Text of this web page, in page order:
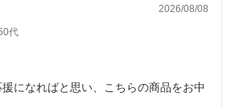
2026/08/08
代
になればと思い、こちらの商品をお中